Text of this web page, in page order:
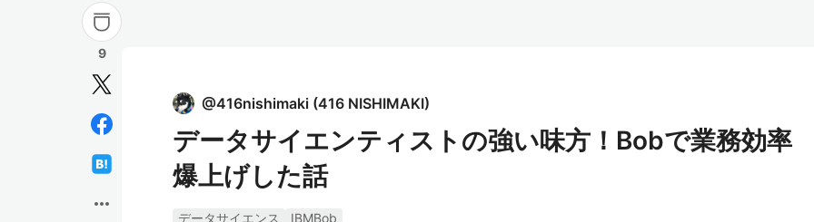
9
more_horiz
@416nishimaki (416 NISHIMAKI)
データサイエンティストの強い味方！Bobで業務効率
爆上げした話
データサイエンス
IBMBob